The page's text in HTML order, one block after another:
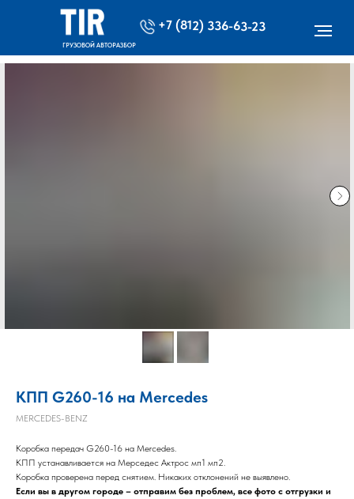
+7 (812) 336-63-23
ГРУЗОВОЙ АВТОРАЗБОР
КПП G260-16 на Mercedes
MERCEDES-BENZ
Коробка передач G260-16 на Mercedes.
КПП устанавливается на Мерседес Актрос мп1 мп2.
Коробка проверена перед снятием. Никаких отклонений не выявлено.
Если вы в другом городе – отправим без проблем, все фото с отгрузки и